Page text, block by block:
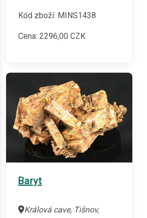
Kód zboží: MINS1438
Cena: 2296,00 CZK
Baryt
Králová cave, Tišnov,